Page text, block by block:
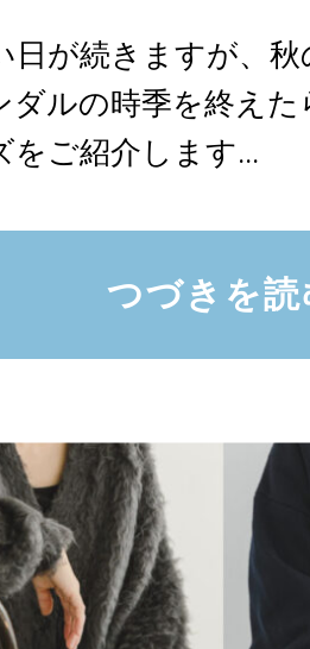
日が続きますが、
ダルの時季を終え
をご紹介します...
つづきを読